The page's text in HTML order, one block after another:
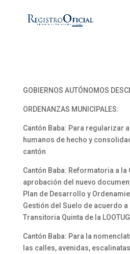
GOBIERNOS AUTÓNOMOS
ORDENANZAS MUNICIPALES:
Cantón Baba: Para regularizar
humanos de hecho y
cantón
Cantón Baba: Reformatoria a la
aprobación del nuevo
Plan de Desarrollo y
Gestión del Suelo de acuerdo
Transitoria Quinta de la
Cantón Baba: Para la
las calles, avenidas,